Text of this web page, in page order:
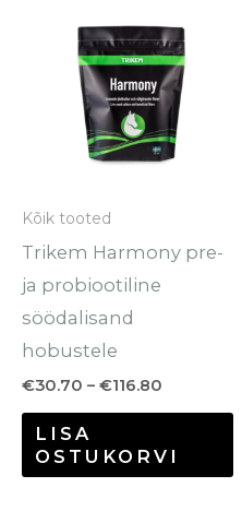
Kõik tooted
Trikem Harmony pre-
ja probiootiline
söödalisand
hobustele
€30.70 – €116.80
kuni
€116.80
LISA
OSTUKORVI